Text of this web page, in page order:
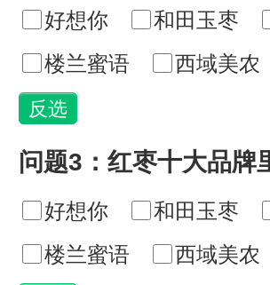
好想你 和田玉枣
楼兰蜜语
西域美农
问题3：红枣十大品牌
好想你 和田玉枣
楼兰蜜语
西域美农